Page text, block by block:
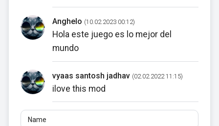
Anghelo (10.02.2023 00:12)
Hola este juego es lo mejor del
mundo
vyaas santosh jadhav (02.02.2022 11:15)
ilove this mod
Name
E-Mail
Rezensionen
Mindestens 10 Zeichen. Links sind nicht erlaubt.